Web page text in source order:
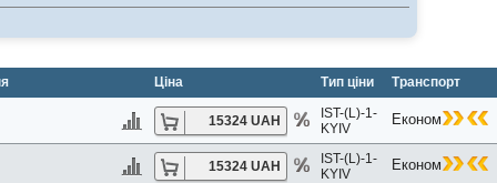
BEYAZIT HOTEL) 4*
HOTEL) 4*
Ціна Тип ціни
Транспорт
15324 UAH
IST-(L)-1-
KYIV
Економ
15324 UAH
IST-(L)-1-
KYIV
Економ